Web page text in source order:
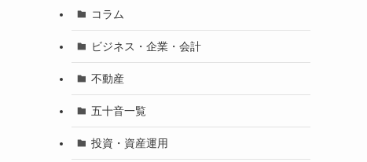
コラム
ビジネス・企業・会計
不動産
五十音一覧
投資・資産運用